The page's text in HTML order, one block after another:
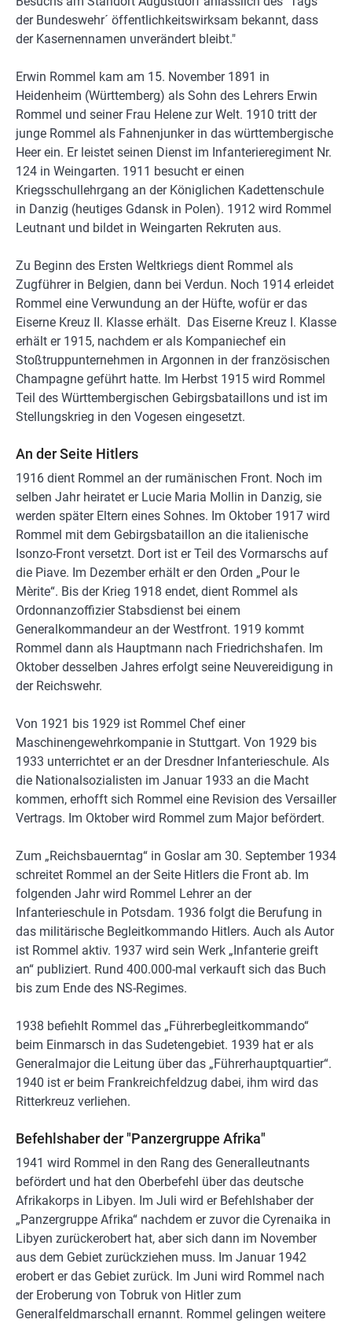
der Bundeswehr´ öffentlichkeitswirksam bekannt, dass
der Kasernennamen unverändert bleibt."
Erwin Rommel kam am 15. November 1891 in
Heidenheim (Württemberg) als Sohn des Lehrers Erwin
Rommel und seiner Frau Helene zur Welt. 1910 tritt der
junge Rommel als Fahnenjunker in das württembergische
Heer ein. Er leistet seinen Dienst im Infanterieregiment Nr.
124 in Weingarten. 1911 besucht er einen
Kriegsschullehrgang an der Königlichen Kadettenschule
in Danzig (heutiges Gdansk in Polen). 1912 wird Rommel
Leutnant und bildet in Weingarten Rekruten aus.
Zu Beginn des Ersten Weltkriegs dient Rommel als
Zugführer in Belgien, dann bei Verdun. Noch 1914 erleidet
Rommel eine Verwundung an der Hüfte, wofür er das
Eiserne Kreuz II. Klasse erhält. Das Eiserne Kreuz I. Klasse
erhält er 1915, nachdem er als Kompaniechef ein
Stoßtruppunternehmen in Argonnen in der französischen
Champagne geführt hatte. Im Herbst 1915 wird Rommel
Teil des Württembergischen Gebirgsbataillons und ist im
Stellungskrieg in den Vogesen eingesetzt.
An der Seite Hitlers
1916 dient Rommel an der rumänischen Front. Noch im
selben Jahr heiratet er Lucie Maria Mollin in Danzig, sie
werden später Eltern eines Sohnes. Im Oktober 1917 wird
Rommel mit dem Gebirgsbataillon an die italienische
Isonzo-Front versetzt. Dort ist er Teil des Vormarschs auf
die Piave. Im Dezember erhält er den Orden „Pour le
Mèrite“. Bis der Krieg 1918 endet, dient Rommel als
Ordonnanzoffizier Stabsdienst bei einem
Generalkommandeur an der Westfront. 1919 kommt
Rommel dann als Hauptmann nach Friedrichshafen. Im
Oktober desselben Jahres erfolgt seine Neuvereidigung in
der Reichswehr.
Von 1921 bis 1929 ist Rommel Chef einer
Maschinengewehrkompanie in Stuttgart. Von 1929 bis
1933 unterrichtet er an der Dresdner Infanterieschule. Als
die Nationalsozialisten im Januar 1933 an die Macht
kommen, erhofft sich Rommel eine Revision des Versailler
Vertrags. Im Oktober wird Rommel zum Major befördert.
Zum „Reichsbauerntag“ in Goslar am 30. September 1934
schreitet Rommel an der Seite Hitlers die Front ab. Im
folgenden Jahr wird Rommel Lehrer an der
Infanterieschule in Potsdam. 1936 folgt die Berufung in
das militärische Begleitkommando Hitlers. Auch als Autor
ist Rommel aktiv. 1937 wird sein Werk „Infanterie greift
an“ publiziert. Rund 400.000-mal verkauft sich das Buch
bis zum Ende des NS-Regimes.
1938 befiehlt Rommel das „Führerbegleitkommando“
beim Einmarsch in das Sudetengebiet. 1939 hat er als
Generalmajor die Leitung über das „Führerhauptquartier“.
1940 ist er beim Frankreichfeldzug dabei, ihm wird das
Ritterkreuz verliehen.
Befehlshaber der "Panzergruppe Afrika"
1941 wird Rommel in den Rang des Generalleutnants
befördert und hat den Oberbefehl über das deutsche
Afrikakorps in Libyen. Im Juli wird er Befehlshaber der
„Panzergruppe Afrika“ nachdem er zuvor die Cyrenaika in
Libyen zurückerobert hat, aber sich dann im November
aus dem Gebiet zurückziehen muss. Im Januar 1942
erobert er das Gebiet zurück. Im Juni wird Rommel nach
der Eroberung von Tobruk von Hitler zum
Generalfeldmarschall ernannt. Rommel gelingen weitere